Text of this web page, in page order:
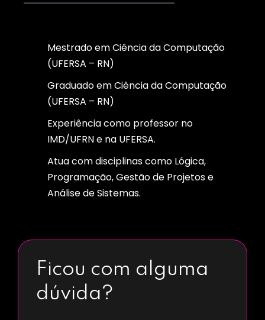
Mestrado em Ciência da Computação
(UFERSA – RN)
Graduado em Ciência da Computação
(UFERSA – RN)
Experiência como professor no
IMD/UFRN e na UFERSA.
Atua com disciplinas como Lógica,
Programação, Gestão de Projetos e
Análise de Sistemas.
Jogos Sérios, Ambientes 3D e
Aprendizado de Máquina.
Ficou com alguma
dúvida?